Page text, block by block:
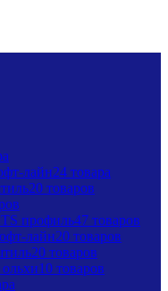
лайн24 товара
20 товаров
профиль47 товаров
лайн20 товаров
20 товаров
10 товаров